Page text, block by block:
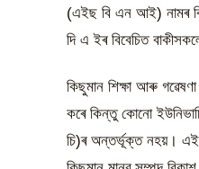
(এইছ বি এন আই) নামৰ
দি এ ইৰ বিবেচিত
কিছুমান শিক্ষা আৰু গৱেষণা
কৰে কিন্তু কোনো
চি)ৰ অন্তৰ্ভূক্ত নহয়।